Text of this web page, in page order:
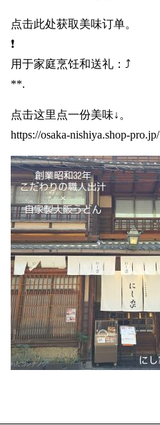
点击此处获取美味订单。
❗️
用于家庭烹饪和送礼：⤴️
**.
点击这里点一份美味↓。
https://osaka-nishiya.shop-pro.jp/